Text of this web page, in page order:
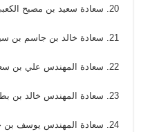
20. سعادة سعيد بن مصبح الكعبي، رئيس مجلس الشارقة للتعليم.
21. سعادة خالد بن جاسم بن سيف المدفع، رئيس هيئة الإنماء التجاري والسياحي.
22. سعادة المهندس علي بن سعيد بن شاهين السويدي، رئيس دائرة الأشغال العامة.
23. سعادة المهندس خالد بن بطي بن عبيد المهيري، رئيس دائرة التخطيط والمساحة.
24. سعادة المهندس يوسف بن خميس العثمني، رئيس هيئة الطرق والمواصلات.